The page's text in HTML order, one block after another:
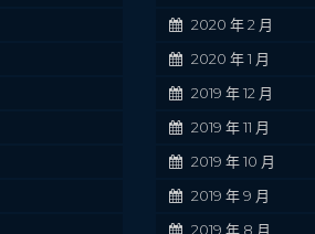
2020 年 2 月
2020 年 1 月
2019 年 12 月
2019 年 11 月
2019 年 10 月
2019 年 9 月
2019 年 8 月